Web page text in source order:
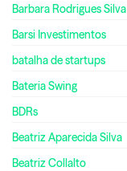
Barbara Rodrigues Silva
Barsi Investimentos
batalha de startups
Bateria Swing
BDRs
Beatriz Aparecida Silva
Beatriz Collalto